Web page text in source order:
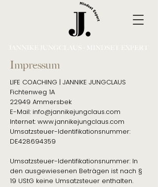
JANNIKE JUNGCLAUS - MINDSET EXPERT
Impressum
LIFE COACHING | JANNIKE JUNGCLAUS
Fichtenweg 1A
22949 Ammersbek
E-Mail: info@jannikejungclaus.com
Internet: www.jannikejungclaus.com
Umsatzsteuer-Identifikationsnummer:
DE428694359
Umsatzsteuer-Identifikationsnummer: In
den ausgewiesenen Beträgen ist nach §
19 UStG keine Umsatzsteuer enthalten.